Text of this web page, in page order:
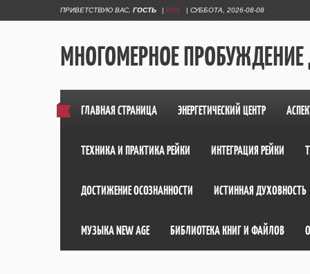
ПРИВЕТСТВУЮ ВАС ГОСТЬ | RSS | СУББОТА, 2026-08-08
МНОГОМЕРНОЕ
ГЛАВНАЯ СТРАНИЦА ЭНЕРГЕТИЧЕСКИЙ ЦЕНТР
ТЕХНИКА И ПРАКТИКА РЕЙКИ ИНТЕГРАЦИЯ РЕЙКИ
ДОСТИЖЕНИЕ ОСОЗНАННОСТИ ИСТИННАЯ ДУХОВНОСТЬ
МУЗЫКА NEW AGE БИБЛИОТЕКА КНИГ И ФАЙЛОВ